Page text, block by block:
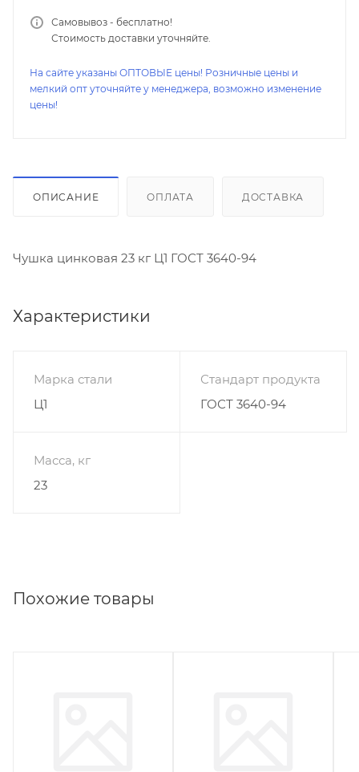
Самовывоз - бесплатно!
Стоимость доставки уточняйте.
На сайте указаны ОПТОВЫЕ цены! Розничные цены и
мелкий опт уточняйте у менеджера, возможно изменение
цены!
ОПИСАНИЕ ОПЛАТА ДОСТАВКА
Чушка цинковая 23 кг Ц1 ГОСТ 3640-94
Характеристики
Марка стали
Ц1
Стандарт продукта
ГОСТ 3640-94
Масса, кг
23
Похожие товары